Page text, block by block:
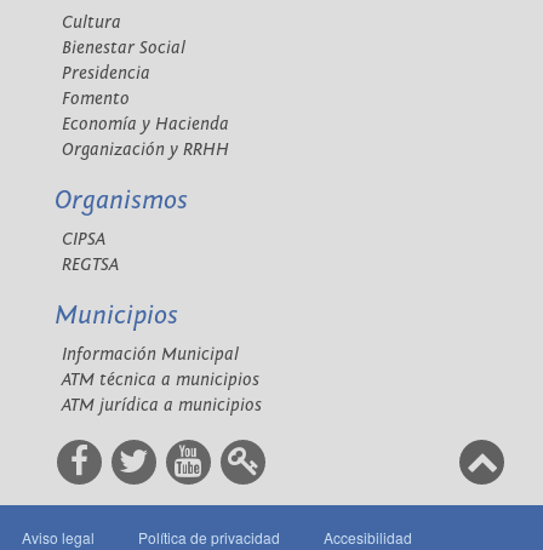
Cultura
Bienestar Social
Presidencia
Fomento
Economía y Hacienda
Organización y RRHH
Organismos
CIPSA
REGTSA
Municipios
Información Municipal
ATM técnica a municipios
ATM jurídica a municipios
Aviso legal Política de privacidad Accesibilidad